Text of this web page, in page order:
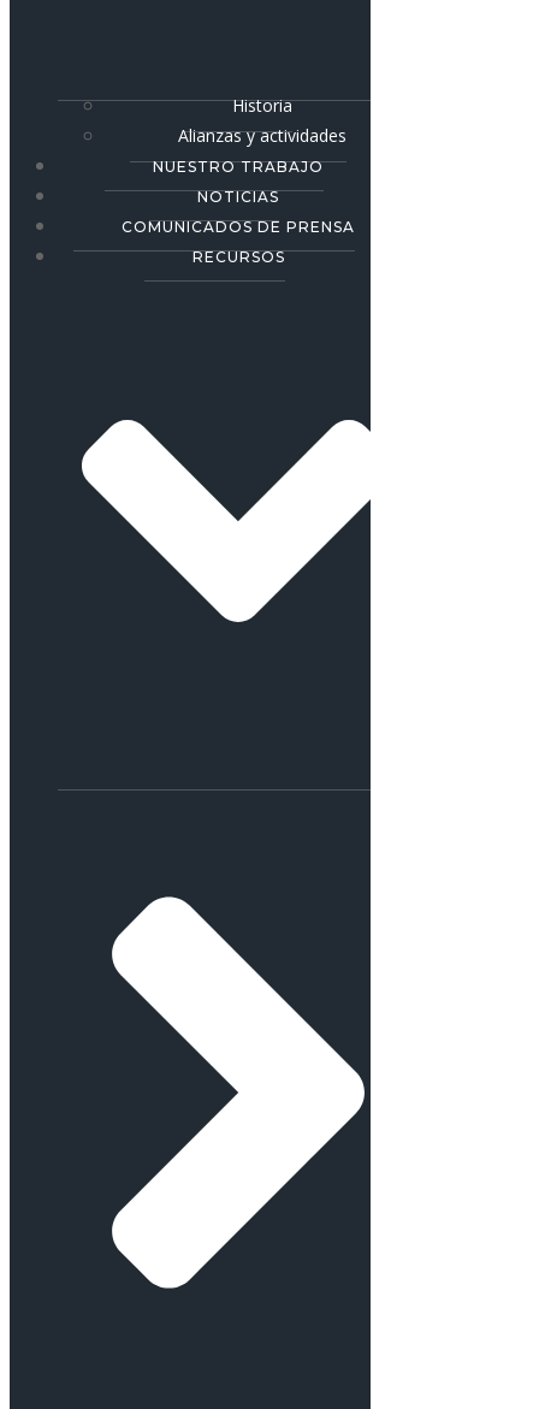
Historia
Alianzas y actividades
NUESTRO TRABAJO
NOTICIAS
COMUNICADOS DE PRENSA
RECURSOS